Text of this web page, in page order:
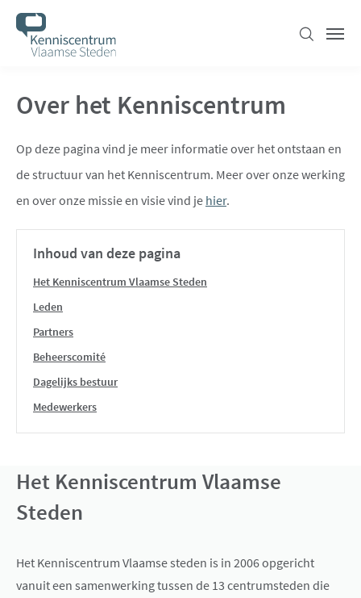
Overslaan
inhoud
Zoeken
Over het Kenniscentrum
Op deze pagina vind je meer informatie over het ontstaan en
de structuur van het Kenniscentrum. Meer over onze werking
en over onze missie en visie vind je hier.
Inhoud van deze pagina
Het Kenniscentrum Vlaamse Steden
Leden
Partners
Beheerscomité
Dagelijks bestuur
Medewerkers
Het Kenniscentrum Vlaamse
Steden
Het Kenniscentrum Vlaamse steden is in 2006 opgericht
vanuit een samenwerking tussen de 13 centrumsteden die